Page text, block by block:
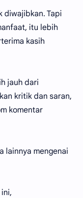
diwajibkan. Tapi
itu lebih
kasih
jauh dari
kritik dan saran,
komentar
lainnya mengenai